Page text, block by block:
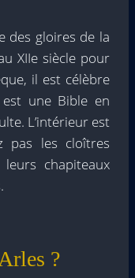
des gloires de la
XIIe siècle pour
il est célèbre
une Bible en
L’intérieur est
pas les cloîtres
chapiteaux
?